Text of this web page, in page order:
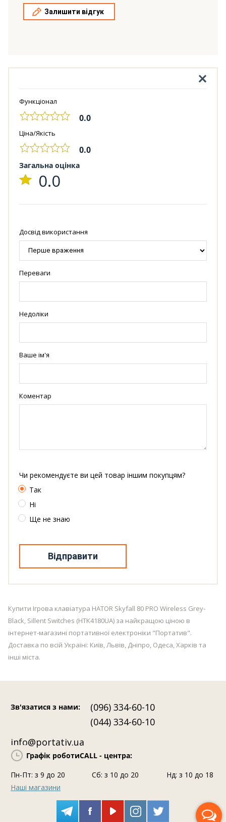
Залишити відгук
Функціонал
0.0
Ціна/Якість
0.0
Загальна оцінка
0.0
Досвід використання
Переваги
Недоліки
Ваше ім'я
Коментар
Чи рекомендуєте ви цей товар іншим покупцям?
Так
Ні
Ще не знаю
Відправити
Купити Ігрова клавіатура HATOR Skyfall 80 PRO Wireless Grey-
Black, Sillent Switches (HTK4180UA) за найкращою ціною в
інтернет-магазині портативної електроніки "Портатив".
Доставка по всій Україні: Київ, Львів, Дніпро, Одеса, Харків та
інші міста.
Зв'язатися з нами:
(096) 334-60-10
(044) 334-60-10
info@portativ.ua
Графік роботиCALL - центра:
Пн-Пт: з 9 до 20
Сб: з 10 до 20
Нд: з 10 до 18
Наші магазини
Передзвоніть мені